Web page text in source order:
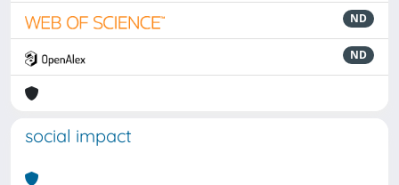
ND
ND
social impact